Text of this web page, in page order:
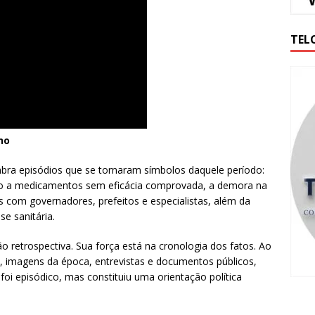
episódios que se tornaram símbolos daquele período:
medicamentos sem eficácia comprovada, a demora na
governadores, prefeitos e especialistas, além da
sanitária.
retrospectiva. Sua força está na cronologia dos fatos. Ao
da época, entrevistas e documentos públicos,
episódico, mas constituiu uma orientação política